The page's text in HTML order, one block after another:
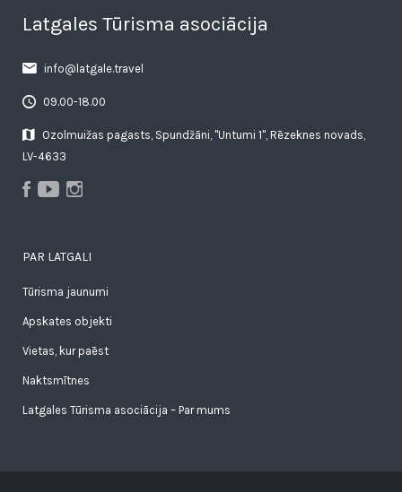
Latgales Tūrisma asociācija
info@latgale.travel
09.00-18.00
Ozolmuižas pagasts, Spundžāni, "Untumi 1", Rēzeknes novads,
LV-4633
PAR LATGALI
Tūrisma jaunumi
Apskates objekti
Vietas, kur paēst
Naktsmītnes
Latgales Tūrisma asociācija – Par mums